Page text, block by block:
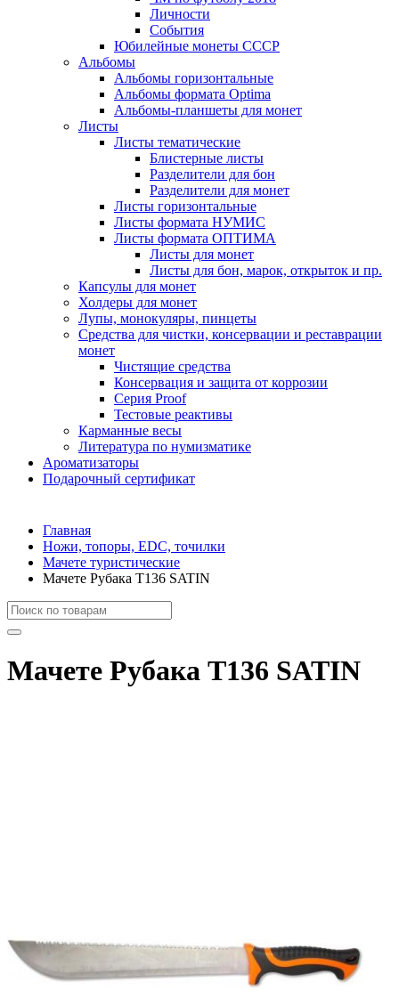
Личности
События
Юбилейные монеты СССР
Альбомы
Альбомы горизонтальные
Альбомы формата Optima
Альбомы-планшеты для монет
Листы
Листы тематические
Блистерные листы
Разделители для бон
Разделители для монет
Листы горизонтальные
Листы формата НУМИС
Листы формата ОПТИМА
Листы для монет
Листы для бон, марок, открыток и пр.
Капсулы для монет
Холдеры для монет
Лупы, монокуляры, пинцеты
Средства для чистки, консервации и реставрации
монет
Чистящие средства
Консервация и защита от коррозии
Серия Proof
Тестовые реактивы
Карманные весы
Литература по нумизматике
Ароматизаторы
Подарочный сертификат
Главная
Ножи, топоры, EDC, точилки
Мачете туристические
Мачете Рубака T136 SATIN
Мачете Рубака T136 SATIN